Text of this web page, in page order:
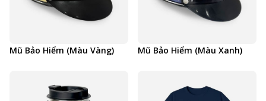
Mũ Bảo Hiểm (Màu Vàng) Mũ Bảo Hiểm (Màu Xanh)